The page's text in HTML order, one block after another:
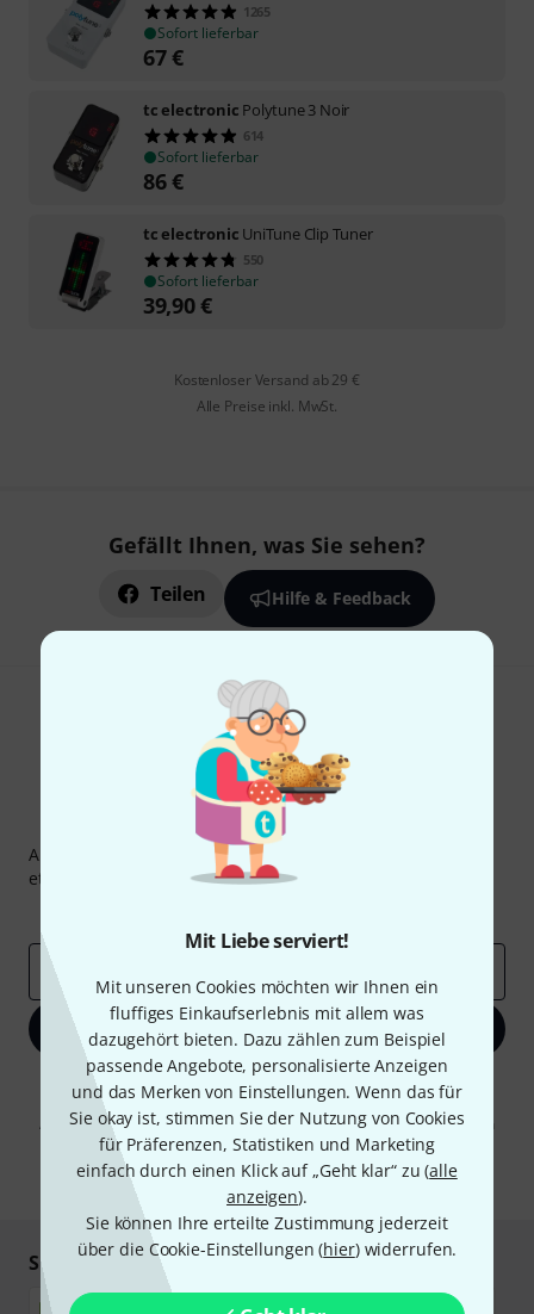
Mit Liebe serviert!
Mit unseren Cookies möchten wir Ihnen ein
fluffiges Einkaufserlebnis mit allem was
dazugehört bieten. Dazu zählen zum Beispiel
passende Angebote, personalisierte Anzeigen
und das Merken von Einstellungen. Wenn das für
Sie okay ist, stimmen Sie der Nutzung von Cookies
für Präferenzen, Statistiken und Marketing
einfach durch einen Klick auf „Geht klar“ zu (alle
anzeigen).
Sie können Ihre erteilte Zustimmung jederzeit
über die Cookie-Einstellungen (hier) widerrufen.
1265
Sofort lieferbar
67€
tc electronic Polytune 3 Noir
614
Sofort lieferbar
86€
tc electronic UniTune Clip Tuner
550
Sofort lieferbar
39,90€
Kostenloser Versand ab 29 €
Alle Preise inkl. MwSt.
Gefällt Ihnen, was Sie sehen?
Teilen Hilfe & Feedback
Thomann Newsletter
Abonniere den Thomann Newsletter und gewinne mit
etwas Glück einen von50 Gutscheinen
E-Mail-Adresse
Jetzt anmelden
Mit Klick auf „Jetzt anmelden“ stimmen Sie dem Erhalt von E-Mail-
Werbung und einer Messung des E-Mail-Nutzungsverhaltens zu. Die
Abmeldung ist jederzeit möglich. Weitere Informationen finden Sie in
unserenDatenschutzhinweisen.
* Pflichtfeld
Sicher einkaufen & bezahlen